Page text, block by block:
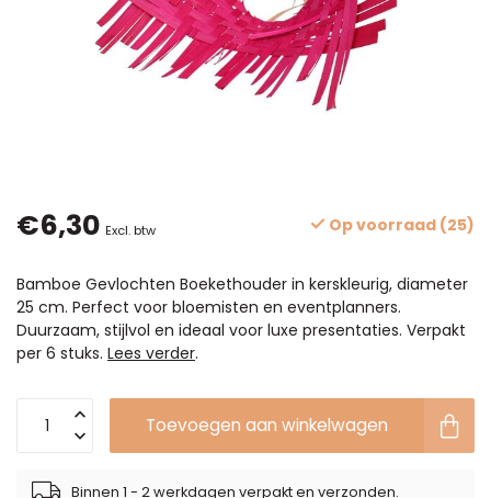
€6,30 Excl. btw Op voorraad (25)
Bamboe Gevlochten Boekethouder in kerskleurig, diameter
25 cm. Perfect voor bloemisten en eventplanners.
Duurzaam, stijlvol en ideaal voor luxe presentaties. Verpakt
per 6 stuks. Lees verder.
Toevoegen aan winkelwagen
Binnen 1 - 2 werkdagen verpakt en verzonden.